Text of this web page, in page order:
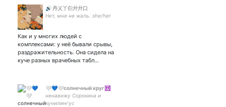
🔊 丹乂丫仨廾廾口
Нет, мне не жаль. she/her
Как и у многих людей с
комплексами: у неё бывали срывы,
раздражительность. Она сидела на
куче разных врачебных табл…
🤍💙🤍солнечный круг☮
ненавижу Сорокина и
кунилингус